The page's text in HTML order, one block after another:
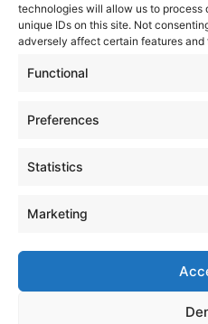
technologies will allow us to process
unique IDs on this site. Not
adversely affect certain features and
Functional
Preferences
Statistics
Marketing
Informasjon